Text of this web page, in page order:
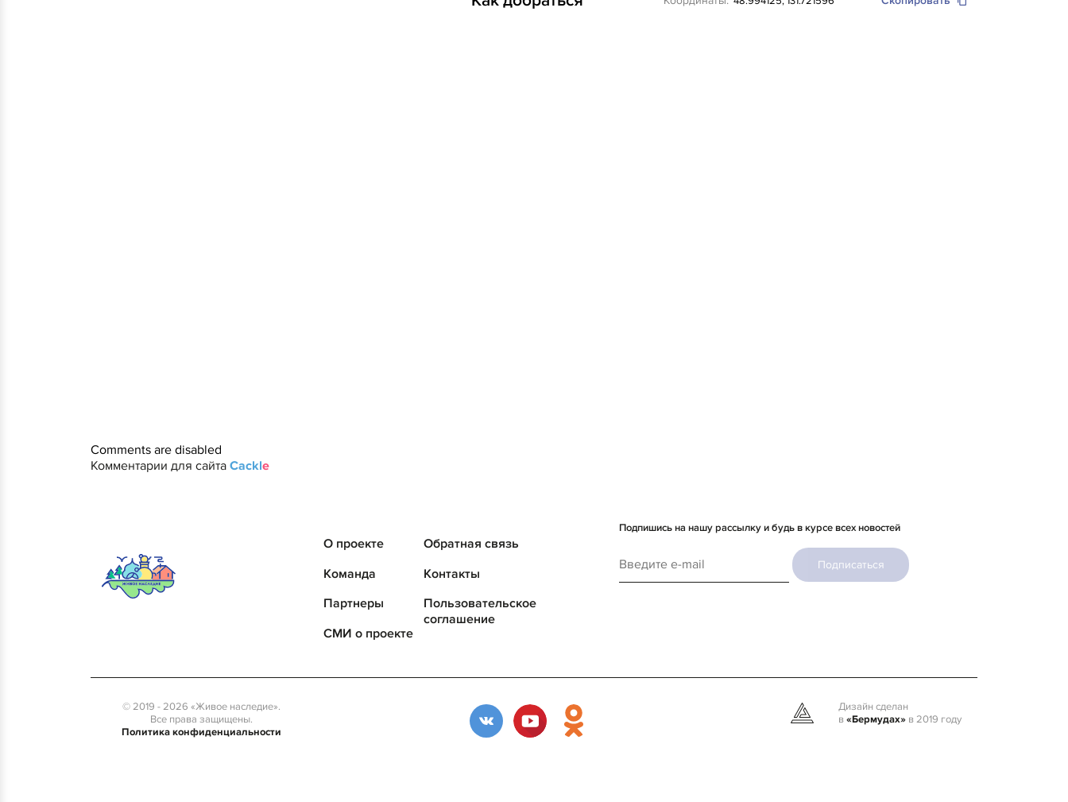
Comments are disabled
Комментарии для сайта Cackle
О проекте
Команда
Партнеры
СМИ о проекте
Обратная связь
Контакты
Пользовательское
соглашение
Подпишись на нашу рассылку и будь в курсе всех новостей
Подписаться
© 2019 - 2026 «Живое наследие».
Все права защищены.
Политика конфиденциальности
Дизайн сделан
в«Бермудах» в 2019 году